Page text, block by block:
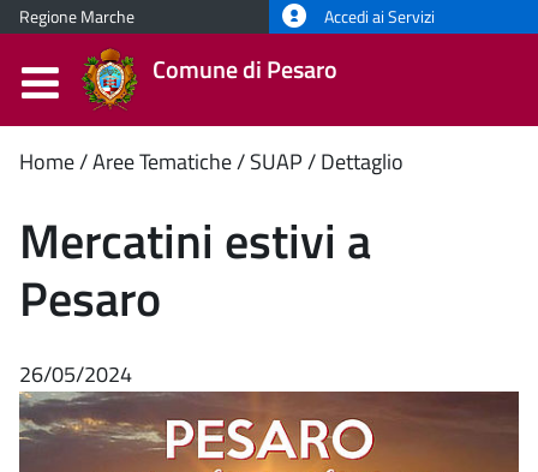
Regione Marche Accedi ai Servizi
Comune di Pesaro
Contenuto
principale
Home Aree Tematiche SUAP Dettaglio
Mercatini estivi a
Pesaro
26/05/2024